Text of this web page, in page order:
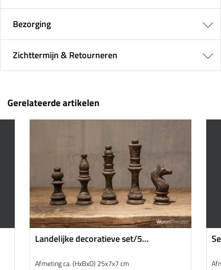
Bezorging
Zichttermijn & Retourneren
Gerelateerde artikelen
Landelijke decoratieve set/5
Afmeting ca. (HxBxD) 25x7x7 cm